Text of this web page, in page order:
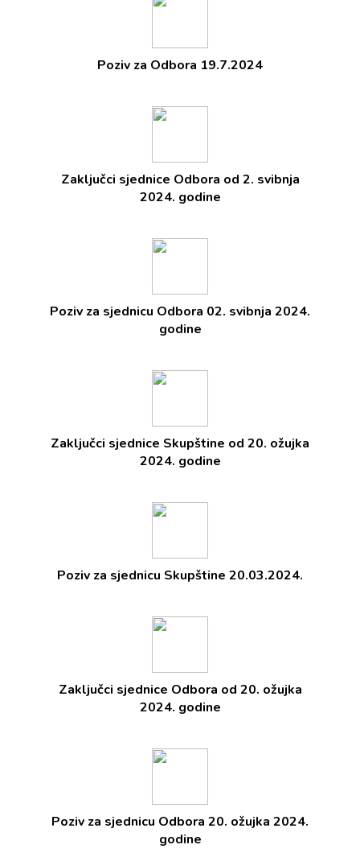
Poziv za Odbora 19.7.2024
Zaključci sjednice Odbora od 2. svibnja
2024. godine
Poziv za sjednicu Odbora 02. svibnja 2024.
godine
Zaključci sjednice Skupštine od 20. ožujka
2024. godine
Poziv za sjednicu Skupštine 20.03.2024.
Zaključci sjednice Odbora od 20. ožujka
2024. godine
Poziv za sjednicu Odbora 20. ožujka 2024.
godine